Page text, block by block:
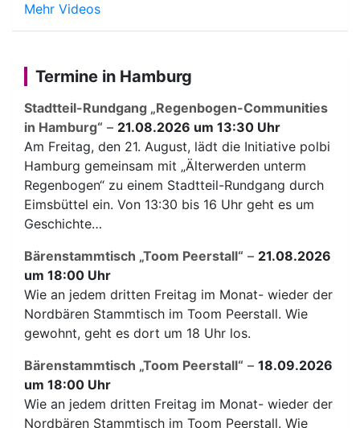
Mehr Videos
Termine in Hamburg
Stadtteil-Rundgang „Regenbogen-Communities
in Hamburg“ – 21.08.2026 um 13:30 Uhr
Am Freitag, den 21. August, lädt die Initiative polbi
Hamburg gemeinsam mit „Älterwerden unterm
Regenbogen“ zu einem Stadtteil-Rundgang durch
Eimsbüttel ein. Von 13:30 bis 16 Uhr geht es um
Geschichte…
Bärenstammtisch „Toom Peerstall“ – 21.08.2026
um 18:00 Uhr
Wie an jedem dritten Freitag im Monat- wieder der
Nordbären Stammtisch im Toom Peerstall. Wie
gewohnt, geht es dort um 18 Uhr los.
Bärenstammtisch „Toom Peerstall“ – 18.09.2026
um 18:00 Uhr
Wie an jedem dritten Freitag im Monat- wieder der
Nordbären Stammtisch im Toom Peerstall. Wie